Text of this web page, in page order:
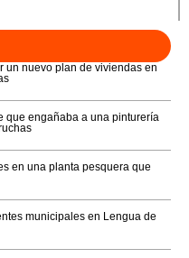
un nuevo plan de viviendas en
que engañaba a una pinturería
en una planta pesquera que
municipales en Lengua de